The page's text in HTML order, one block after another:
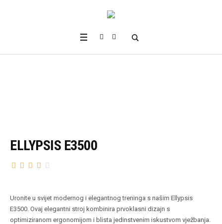
ELLYPSIS E3500
Uronite u svijet modernog i elegantnog treninga s našim Ellypsis
E3500. Ovaj elegantni stroj kombinira prvoklasni dizajn s
optimiziranom ergonomijom i blista jedinstvenim iskustvom vježbanja.